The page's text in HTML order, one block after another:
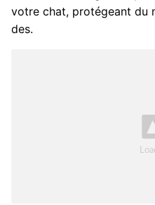
votre chat, protégeant du
des.